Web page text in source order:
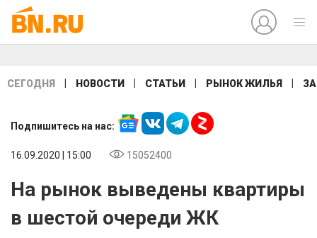
СЕГОДНЯ НОВОСТИ СТАТЬИ РЫНОК ЖИЛЬЯ
Подпишитесь на нас:
16.09.2020 | 15:00 15052400
На рынок выведены квартиры
в шестой очереди ЖК